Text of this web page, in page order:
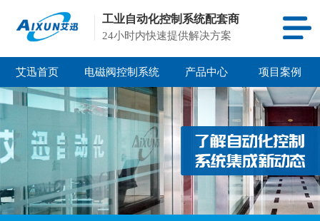
工业自动化控制系统配套商
24小时内快速提供解决方案
艾迅首页 电磁阀控制系统 产品中心 项目案例